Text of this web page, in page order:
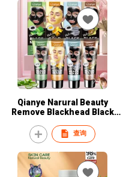
Qianye Narural Beauty
Remove Blackhead Black
查询